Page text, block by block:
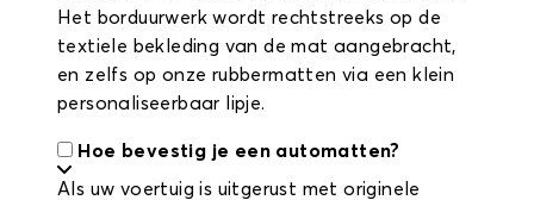
Het borduurwerk wordt rechtstreeks op de
textiele bekleding van de mat aangebracht,
en zelfs op onze rubbermatten via een klein
personaliseerbaar lipje.
Hoe bevestig je een automatten?
Als uw voertuig is uitgerust met originele